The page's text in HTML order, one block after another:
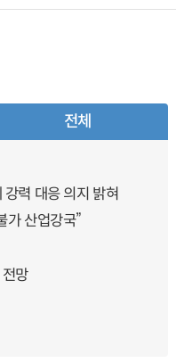
전체
강력 대응 의지 밝혀
가 산업강국”
망